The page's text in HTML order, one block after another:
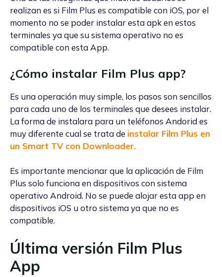
realizan es si Film Plus es compatible con iOS, por el
momento no se poder instalar esta apk en estos
terminales ya que su sistema operativo no es
compatible con esta App.
¿Cómo instalar Film Plus app?
Es una operación muy simple, los pasos son sencillos
para cada uno de los terminales que desees instalar.
La forma de instalara para un teléfonos Andorid es
muy diferente cual se trata de instalar Film Plus en
un Smart TV con Downloader.
Es importante mencionar que la aplicación de Film
Plus solo funciona en dispositivos con sistema
operativo Android. No se puede alojar esta app en
dispositivos iOS u otro sistema ya que no es
compatible.
Última versión Film Plus
App